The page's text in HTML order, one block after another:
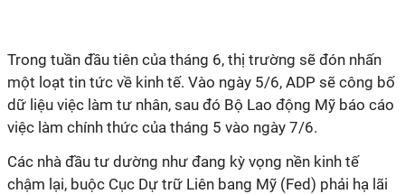
Trong tuần đầu tiên của tháng 6, thị trường sẽ đón nhấn
một loạt tin tức về kinh tế. Vào ngày 5/6, ADP sẽ công bố
dữ liệu việc làm tư nhân, sau đó Bộ Lao động Mỹ báo cáo
việc làm chính thức của tháng 5 vào ngày 7/6.
Các nhà đầu tư dường như đang kỳ vọng nền kinh tế
chậm lại, buộc Cục Dự trữ Liên bang Mỹ (Fed) phải hạ lãi